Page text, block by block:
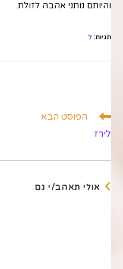
והיותם נותני אהבה לזולת.
תגיות:ל
הפוסט הבא
לירז
אולי תאהב/י גם